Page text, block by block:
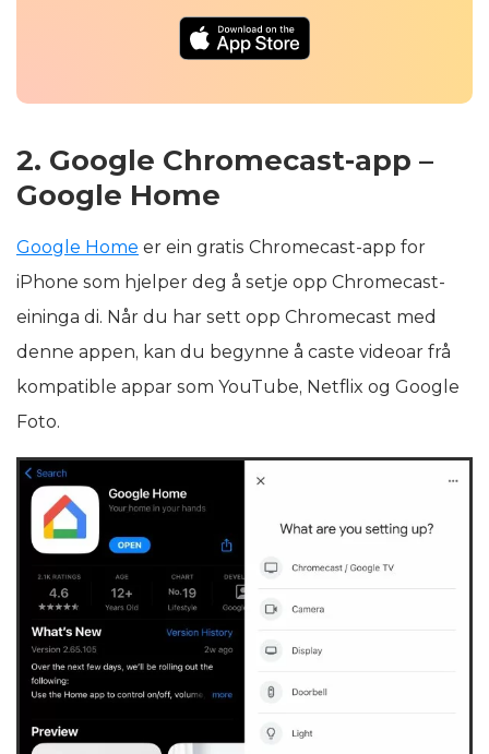
2. Google Chromecast-app –
Google Home
Google Home er ein gratis Chromecast-app for
iPhone som hjelper deg å setje opp Chromecast-
eininga di. Når du har sett opp Chromecast med
denne appen, kan du begynne å caste videoar frå
kompatible appar som YouTube, Netflix og Google
Foto.